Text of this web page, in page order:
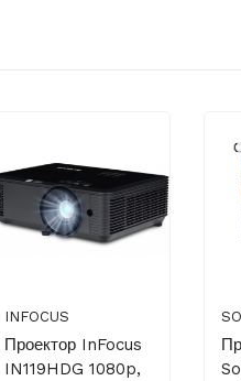
INFOCUS
Проектор InFocus
IN119HDG 1080p,